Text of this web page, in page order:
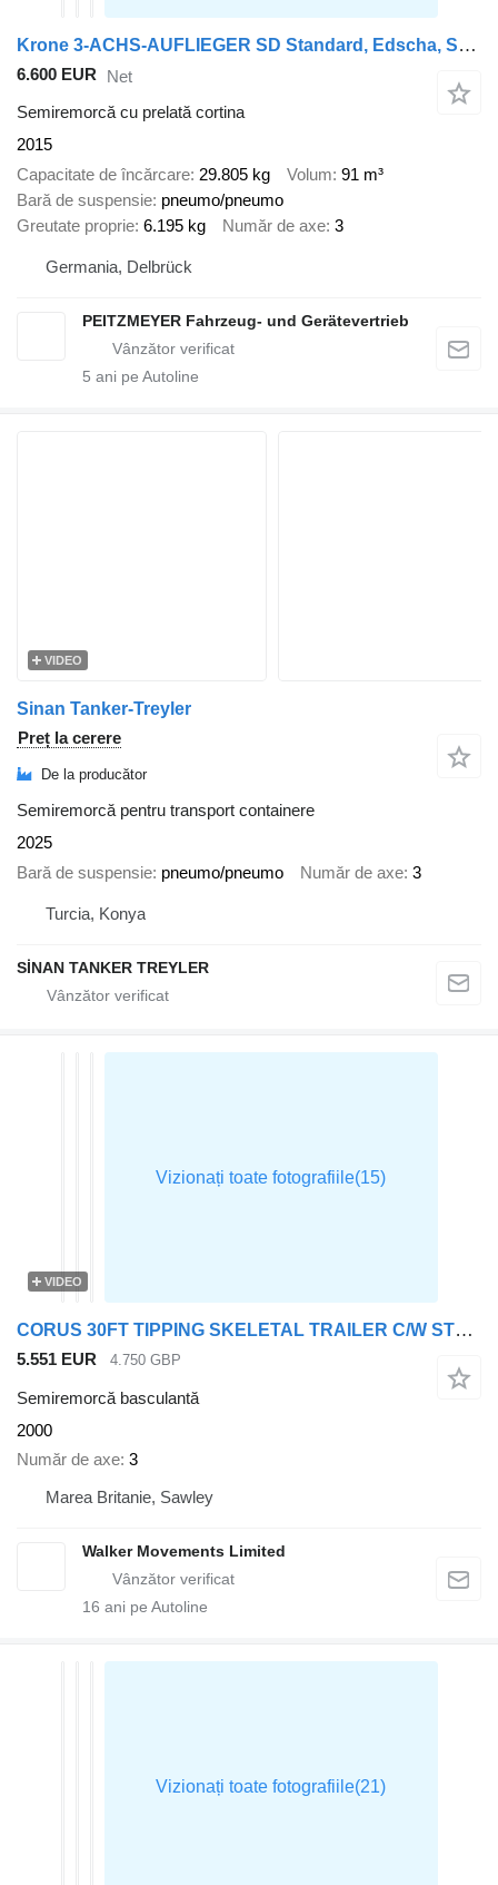
Krone 3-ACHS-AUFLIEGER SD Standard, Edscha, Schiebeplane
6.600 EUR
Net
Semiremorcă cu prelată cortina
2015
Capacitate de încărcare 29.805 kg Volum 91 m³
Bară de suspensie pneumo/pneumo
Greutate proprie 6.195 kg Număr de axe 3
Germania, Delbrück
PEITZMEYER Fahrzeug- und Gerätevertrieb
5 ani pe Autoline
VIDEO
Sinan Tanker-Treyler
Preț la cerere
De la producător
Semiremorcă pentru transport containere
2025
Bară de suspensie pneumo/pneumo Număr de axe 3
Turcia, Konya
SİNAN TANKER TREYLER
VIDEO
CORUS 30FT TIPPING SKELETAL TRAILER C/W STEEL TIPPING BODY
5.551 EUR 4.750 GBP
Semiremorcă basculantă
2000
Număr de axe 3
Marea Britanie, Sawley
Walker Movements Limited
16 ani pe Autoline